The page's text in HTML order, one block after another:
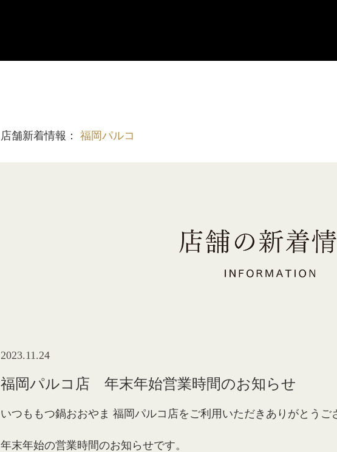
店舗新着情報： 福岡パルコ
2023.11.24
福岡パルコ店 年末年始営業時間のお知らせ
いつももつ鍋おおやま 福岡パルコ店をご利用いただきありがとうご
年末年始の営業時間のお知らせです。